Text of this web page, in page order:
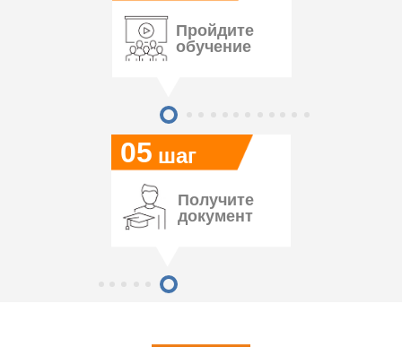
05 шаг
Пройдите
обучение
Получите
документ